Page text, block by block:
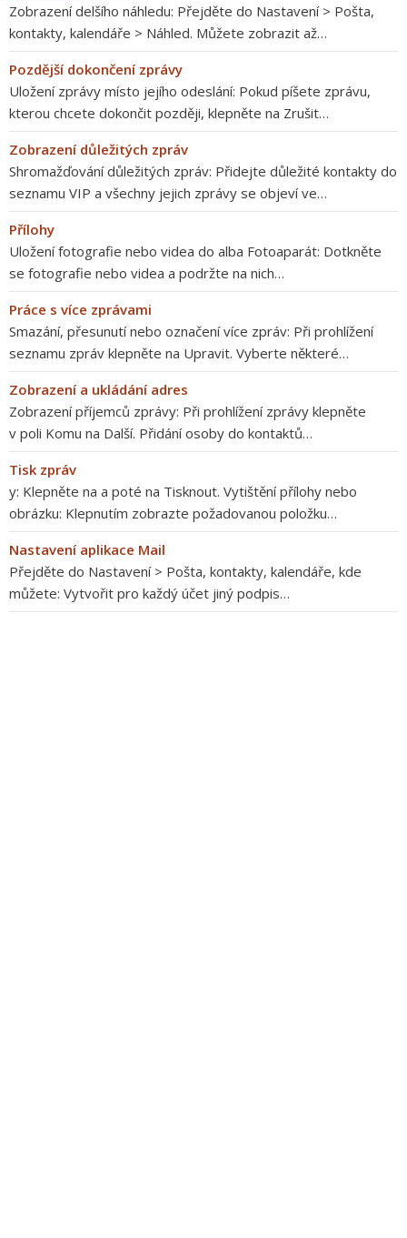
Zobrazení delšího náhledu: Přejděte do Nastavení > Pošta,
kontakty, kalendáře > Náhled. Můžete zobrazit až…
Pozdější dokončení zprávy
Uložení zprávy místo jejího odeslání: Pokud píšete zprávu,
kterou chcete dokončit později, klepněte na Zrušit…
Zobrazení důležitých zpráv
Shromažďování důležitých zpráv: Přidejte důležité kontakty do
seznamu VIP a všechny jejich zprávy se objeví ve…
Přílohy
Uložení fotografie nebo videa do alba Fotoaparát: Dotkněte
se fotografie nebo videa a podržte na nich…
Práce s více zprávami
Smazání, přesunutí nebo označení více zpráv: Při prohlížení
seznamu zpráv klepněte na Upravit. Vyberte některé…
Zobrazení a ukládání adres
Zobrazení příjemců zprávy: Při prohlížení zprávy klepněte
v poli Komu na Další. Přidání osoby do kontaktů…
Tisk zpráv
y: Klepněte na a poté na Tisknout. Vytištění přílohy nebo
obrázku: Klepnutím zobrazte požadovanou položku…
Nastavení aplikace Mail
Přejděte do Nastavení > Pošta, kontakty, kalendáře, kde
můžete: Vytvořit pro každý účet jiný podpis…